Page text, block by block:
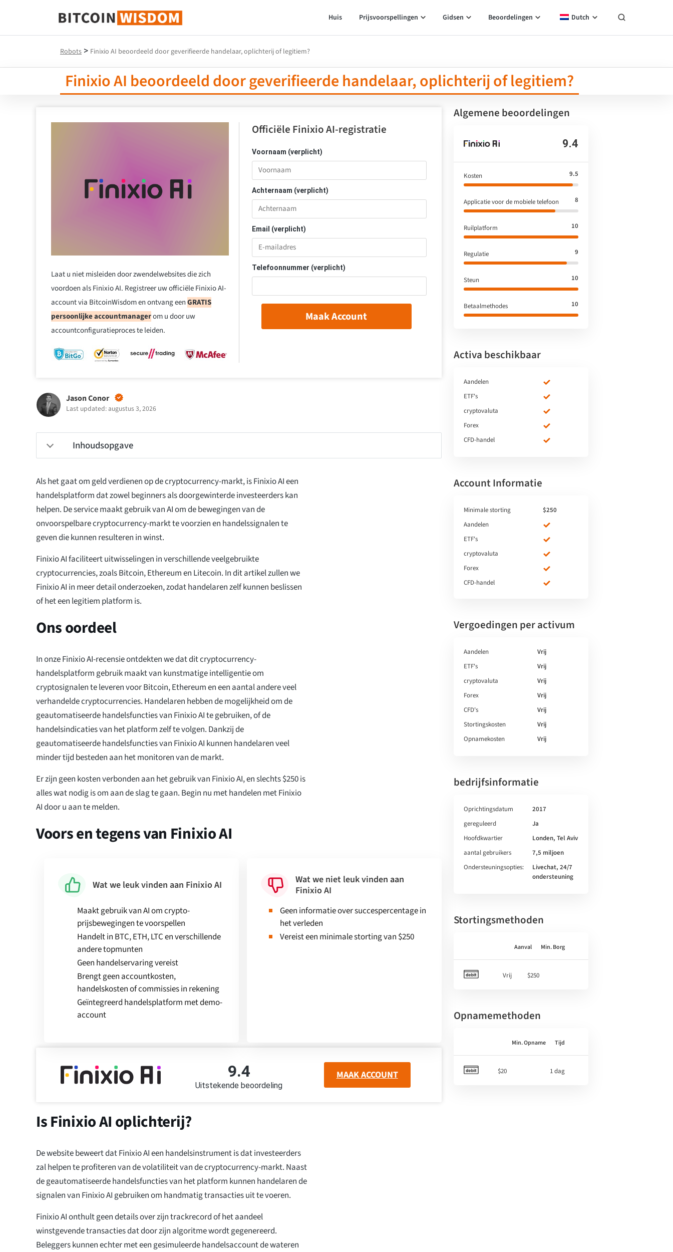
Bitcoin-wijsheid
Huis Prijsvoorspellingen Gidsen Beoordelingen Dutch
Robots > Finixio AI beoordeeld door geverifieerde handelaar, oplichterij of legitiem?
Finixio AI beoordeeld door geverifieerde handelaar, oplichterij of legitiem?
Laat u niet misleiden door zwendelwebsites die zich
voordoen als Finixio AI. Registreer uw officiële Finixio AI-
account via BitcoinWisdom en ontvang eenGRATIS
persoonlijke accountmanagerom u door uw
accountconfiguratieproces te leiden.
Officiële Finixio AI-registratie
Voornaam (verplicht)
Achternaam (verplicht)
Email (verplicht)
Telefoonnummer (verplicht)
Maak Account
Jason Conor
Last updated: augustus 3, 2026
Inhoudsopgave
Als het gaat om geld verdienen op de cryptocurrency-markt, is Finixio AI een
handelsplatform dat zowel beginners als doorgewinterde investeerders kan
helpen. De service maakt gebruik van AI om de bewegingen van de
onvoorspelbare cryptocurrency-markt te voorzien en handelssignalen te
geven die kunnen resulteren in winst.
Finixio AI faciliteert uitwisselingen in verschillende veelgebruikte
cryptocurrencies, zoals Bitcoin, Ethereum en Litecoin. In dit artikel zullen we
Finixio AI in meer detail onderzoeken, zodat handelaren zelf kunnen beslissen
of het een legitiem platform is.
Ons oordeel
In onze Finixio AI-recensie ontdekten we dat dit cryptocurrency-
handelsplatform gebruik maakt van kunstmatige intelligentie om
cryptosignalen te leveren voor Bitcoin, Ethereum en een aantal andere veel
verhandelde cryptocurrencies. Handelaren hebben de mogelijkheid om de
geautomatiseerde handelsfuncties van Finixio AI te gebruiken, of de
handelsindicaties van het platform zelf te volgen. Dankzij de
geautomatiseerde handelsfuncties van Finixio AI kunnen handelaren veel
minder tijd besteden aan het monitoren van de markt.
Er zijn geen kosten verbonden aan het gebruik van Finixio AI, en slechts $250 is
alles wat nodig is om aan de slag te gaan. Begin nu met handelen met Finixio
AI door u aan te melden.
Voors en tegens van Finixio AI
Wat we leuk vinden aan Finixio AI
Maakt gebruik van AI om crypto-
prijsbewegingen te voorspellen
Handelt in BTC, ETH, LTC en verschillende
andere topmunten
Geen handelservaring vereist
Brengt geen accountkosten,
handelskosten of commissies in rekening
Geïntegreerd handelsplatform met demo-
account
Wat we niet leuk vinden aan
Finixio AI
Geen informatie over succespercentage in
het verleden
Vereist een minimale storting van $250
9.4
Uitstekende beoordeling
MAAK ACCOUNT
Is Finixio AI oplichterij?
De website beweert dat Finixio AI een handelsinstrument is dat investeerders
zal helpen te profiteren van de volatiliteit van de cryptocurrency-markt. Naast
de geautomatiseerde handelsfuncties van het platform kunnen handelaren de
signalen van Finixio AI gebruiken om handmatig transacties uit te voeren.
Finixio AI onthult geen details over zijn trackrecord of het aandeel
winstgevende transacties dat door zijn algoritme wordt gegenereerd.
Beleggers kunnen echter met een gesimuleerde handelsaccount de wateren
Algemene beoordelingen
9.4
Kosten 9.5
Applicatie voor de mobiele telefoon 8
Ruilplatform 10
Regulatie 9
Steun 10
Betaalmethodes 10
Activa beschikbaar
Aandelen
ETF's
cryptovaluta
Forex
CFD-handel
Account Informatie
Minimale storting
$250
Aandelen
ETF's
cryptovaluta
Forex
CFD-handel
Vergoedingen per activum
Aandelen
Vrij
ETF's
Vrij
cryptovaluta
Vrij
Forex
Vrij
CFD's
Vrij
Stortingskosten
Vrij
Opnamekosten
Vrij
bedrijfsinformatie
Oprichtingsdatum
2017
gereguleerd
Ja
Hoofdkwartier
Londen, Tel Aviv
aantal gebruikers
7,5 miljoen
Ondersteuningsopties:
Livechat, 24/7
ondersteuning
Stortingsmethoden
Aanval Min. Borg
Vrij $250
Opnamemethoden
Min. Opname Tijd
$20 1 dag